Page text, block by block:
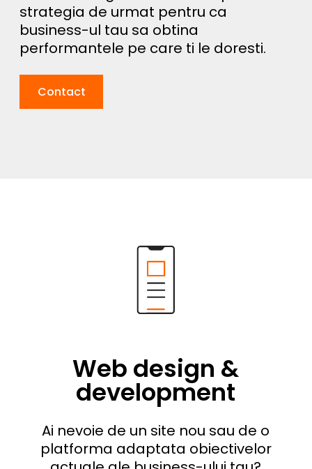
strategia de urmat pentru ca
business-ul tau sa obtina
performantele pe care ti le doresti.
Contact
Web design &
development
Ai nevoie de un site nou sau de o
platforma adaptata obiectivelor